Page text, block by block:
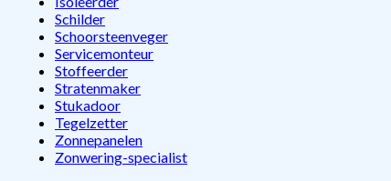
Schilder
Schoorsteenveger
Servicemonteur
Stoffeerder
Stratenmaker
Stukadoor
Tegelzetter
Zonnepanelen
Zonwering-specialist